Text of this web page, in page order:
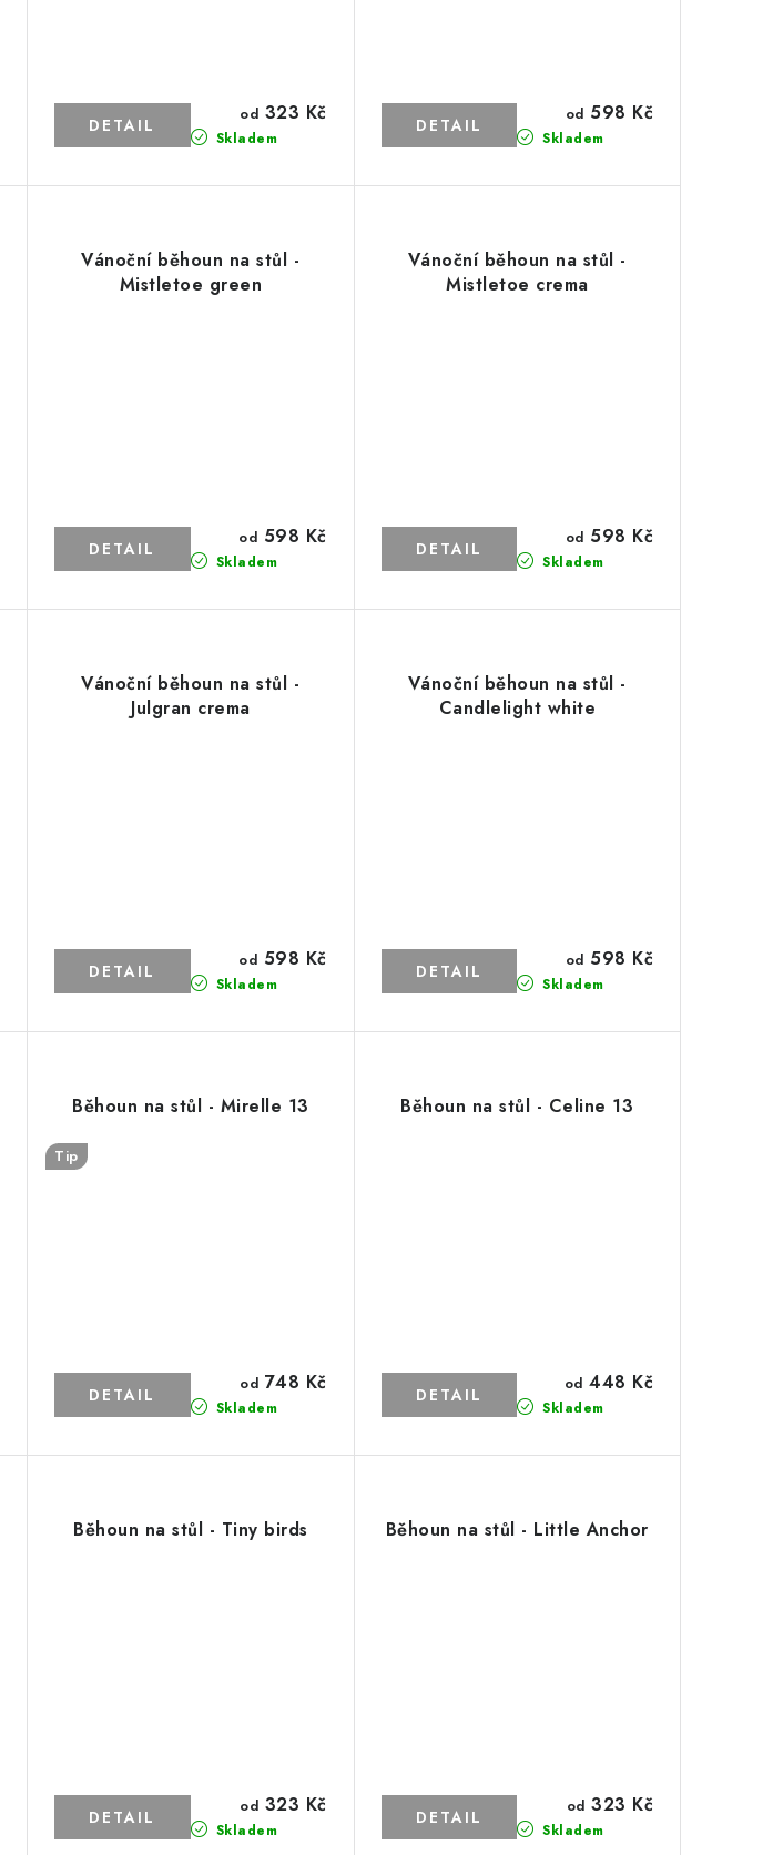
Skladem
od 323 Kč
Skladem
od 598 Kč
Vánoční běhoun na stůl -
Mistletoe green
Skladem
od 598 Kč
Vánoční běhoun na stůl -
Mistletoe crema
Skladem
od 598 Kč
Vánoční běhoun na stůl -
Julgran crema
Skladem
od 598 Kč
Vánoční běhoun na stůl -
Candlelight white
Skladem
od 598 Kč
Běhoun na stůl - Mirelle 13
Tip
Skladem
od 748 Kč
Běhoun na stůl - Celine 13
Skladem
od 448 Kč
Běhoun na stůl - Tiny birds
Skladem
od 323 Kč
Běhoun na stůl - Little Anchor
Skladem
od 323 Kč